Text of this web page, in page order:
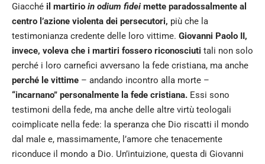
Giacché il martirio in odium fidei mette paradossalmente al
centro l’azione violenta dei persecutori, più che la
testimonianza credente delle loro vittime. Giovanni Paolo II,
invece, voleva che i martiri fossero riconosciuti tali non solo
perché i loro carnefici avversano la fede cristiana, ma anche
perché le vittime – andando incontro alla morte –
“incarnano” personalmente la fede cristiana. Essi sono
testimoni della fede, ma anche delle altre virtù teologali
coimplicate nella fede: la speranza che Dio riscatti il mondo
dal male e, massimamente, l’amore che tenacemente
riconduce il mondo a Dio. Un’intuizione, questa di Giovanni